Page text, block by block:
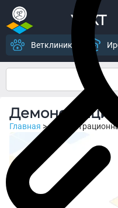
УСХТ
Ветклиника
Главная >